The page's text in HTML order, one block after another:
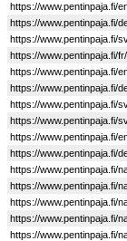
https://www.pentinpaja.fi/
https://www.pentinpaja.fi/
https://www.pentinpaja.fi/
https://www.pentinpaja.fi/
https://www.pentinpaja.fi/
https://www.pentinpaja.fi/
https://www.pentinpaja.fi/
https://www.pentinpaja.fi/
https://www.pentinpaja.fi/
https://www.pentinpaja.fi/
https://www.pentinpaja.fi/
https://www.pentinpaja.fi/
https://www.pentinpaja.fi/
https://www.pentinpaja.fi/
https://www.pentinpaja.fi/